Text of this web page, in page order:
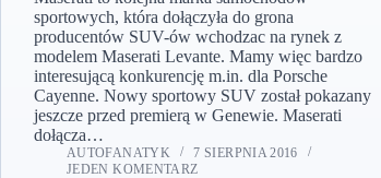
sportowych, która dołączyła do grona
producentów SUV-ów wchodzac na rynek z
modelem Maserati Levante. Mamy więc bardzo
interesującą konkurencję m.in. dla Porsche
Cayenne. Nowy sportowy SUV został pokazany
jeszcze przed premierą w Genewie. Maserati
dołącza…
AUTOFANATYK
7 SIERPNIA 2016
JEDEN KOMENTARZ